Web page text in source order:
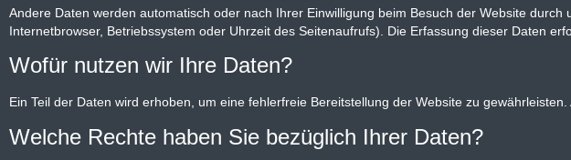
Andere Daten werden automatisch oder nach Ihrer Einwilligung beim Besuch der Website
Internetbrowser, Betriebssystem oder Uhrzeit des Seitenaufrufs). Die Erfassung dieser Daten
Wofür nutzen wir Ihre Daten?
Ein Teil der Daten wird erhoben, um eine fehlerfreie Bereitstellung der Website zu
Welche Rechte haben Sie bezüglich Ihrer Daten?